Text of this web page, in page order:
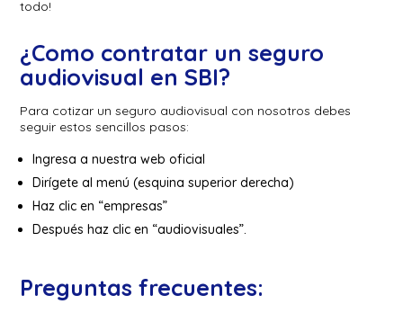
todo!
¿Como contratar un seguro
audiovisual en SBI?
Para cotizar un seguro audiovisual con nosotros debes
seguir estos sencillos pasos:
Ingresa a nuestra web oficial
Dirígete al menú (esquina superior derecha)
Haz clic en “empresas”
Después haz clic en “audiovisuales”.
Preguntas frecuentes: